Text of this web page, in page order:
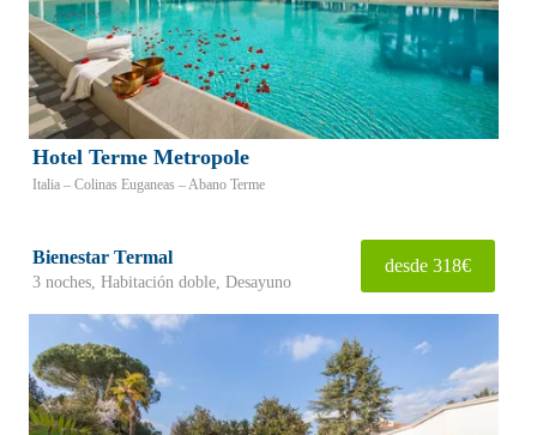
Hotel Terme Metropole
Italia – Colinas Euganeas – Abano Terme
Bienestar Termal
3 noches, Habitación doble, Desayuno
desde 318€